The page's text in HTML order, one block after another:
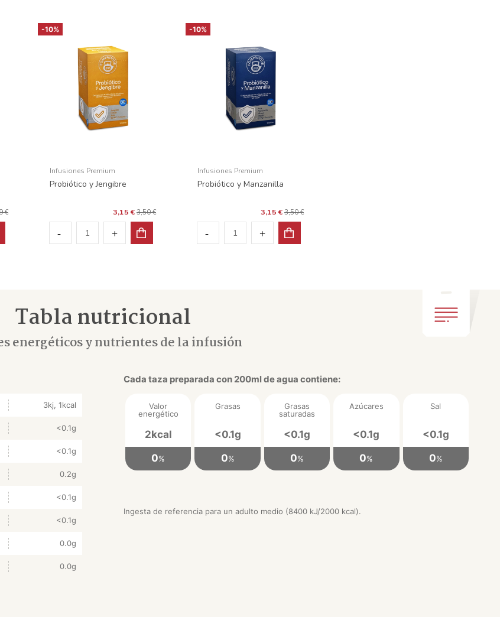
€
-10%
Infusiones Premium
Probiótico y Jengibre
3,15 € 3,50 €
-10%
Infusiones Premium
Probiótico y Manzanilla
3,15 € 3,50 €
Tabla nutricional
energéticos y nutrientes de la infusión
3kj, 1kcal
<0.1g
<0.1g
0.2g
<0.1g
<0.1g
0.0g
0.0g
Cada taza preparada con 200ml de agua contiene:
Valor
energético
2kcal
0%
Grasas
<0.1g
0%
Grasas
saturadas
<0.1g
0%
Azúcares
<0.1g
0%
Sal
<0.1g
0%
Ingesta de referencia para un adulto medio (8400 kJ/2000 kcal).